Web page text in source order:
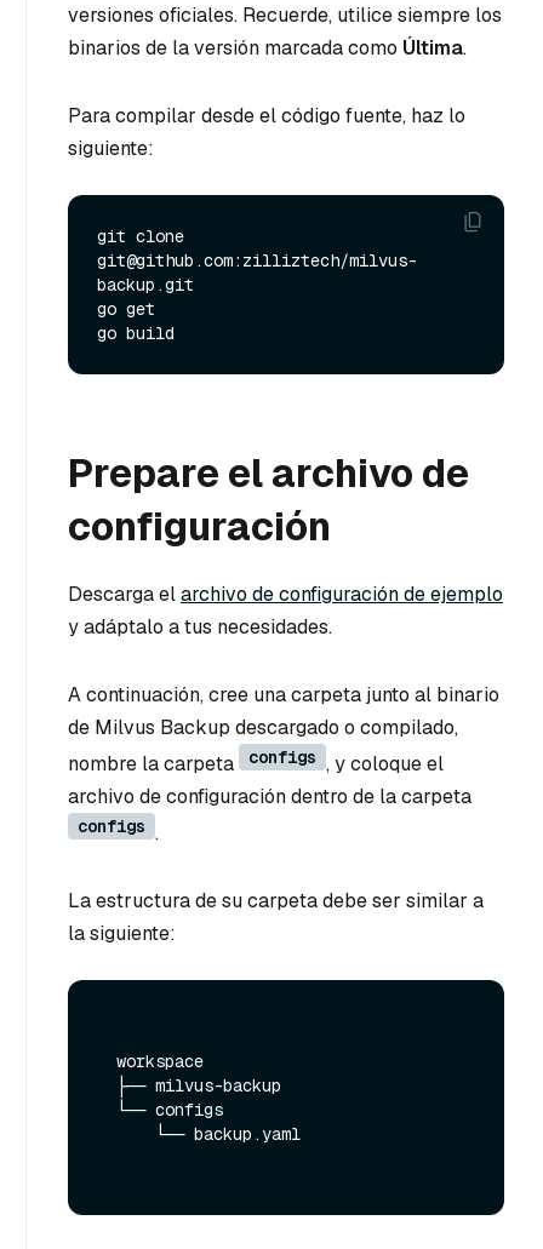
versiones oficiales. Recuerde, utilice siempre los
binarios de la versión marcada como Última.
Para compilar desde el código fuente, haz lo
siguiente:
git clone
git@github.com:zilliztech/milvus-
backup.git
go get
Prepare el archivo de
configuración
Descarga elarchivo de configuración de ejemplo
y adáptalo a tus necesidades.
A continuación, cree una carpeta junto al binario
de Milvus Backup descargado o compilado,
nombre la carpeta
configs , y coloque el
archivo de configuración dentro de la carpeta
configs .
La estructura de su carpeta debe ser similar a
la siguiente: